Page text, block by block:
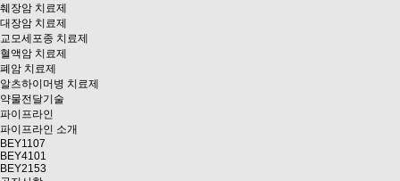
췌장암 치료제
대장암 치료제
교모세포종 치료제
혈액암 치료제
폐암 치료제
알츠하이머병 치료제
약물전달기술
파이프라인
파이프라인 소개
BEY1107
BEY4101
BEY2153